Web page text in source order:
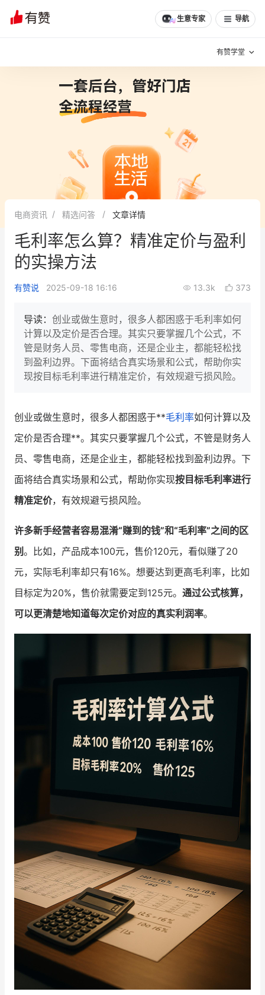
生意专家 导航
有赞学堂
增长方法
有赞专家说
新零售最佳实践
面对面聊增长
新零售大会
增长产品指南
智库 产品场景库
行业洞察
品牌消费观 行业报告
培训课程
私域课程 新零售内参
增长俱乐部
商家社区 社群交流
设计服务商
数据通服务
文章 问诊 分享
电商资讯 精选问答 文章详情
毛利率怎么算？精准定价与盈利
的实操方法
有赞说 2025-09-18 16:16 13.3k 373
导读： 创业或做生意时，很多人都困惑于毛利率如何
计算以及定价是否合理。其实只要掌握几个公式，不
管是财务人员、零售电商，还是企业主，都能轻松找
到盈利边界。下面将结合真实场景和公式，帮助你实
现按目标毛利率进行精准定价，有效规避亏损风险。
创业或做生意时，很多人都困惑于**毛利率如何计算以及
定价是否合理**。其实只要掌握几个公式，不管是财务人
员、零售电商，还是企业主，都能轻松找到盈利边界。下
面将结合真实场景和公式，帮助你实现按目标毛利率进行
精准定价，有效规避亏损风险。
许多新手经营者容易混淆“赚到的钱”和“毛利率”之间的区
别 。比如，产品成本100元，售价120元，看似赚了20
元，实际毛利率却只有16%。想要达到更高毛利率，比如
目标定为20%，售价就需要定到125元。 通过公式核算，
可以更清楚地知道每次定价对应的真实利润率。